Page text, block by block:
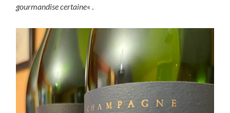
gourmandise certaine« .